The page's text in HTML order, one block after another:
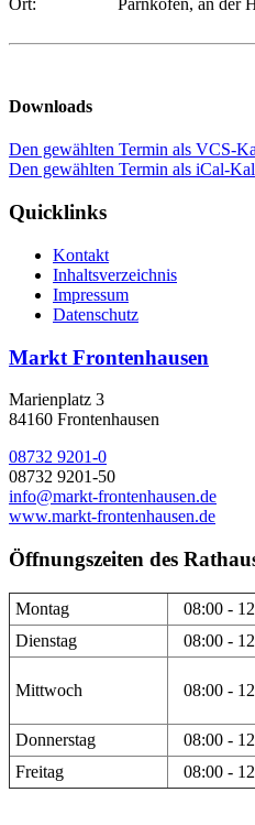
Ort:
Parnkofen, an der
Downloads
Den gewählten Termin als VCS-
Den gewählten Termin als iCal-
Quicklinks
Kontakt
Inhaltsverzeichnis
Impressum
Datenschutz
Markt Frontenhausen
Marienplatz 3
84160 Frontenhausen
08732 9201-0
08732 9201-50
info@markt-frontenhausen.de
www.markt-frontenhausen.de
Öffnungszeiten des
Montag 08:00 -
Dienstag
08:00 -
Mittwoch 08:00 -
Donnerstag 08:00 -
Freitag
08:00 -